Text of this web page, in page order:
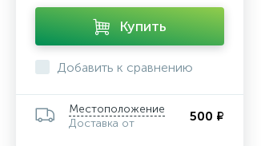
Купить
Добавить к сравнению
Местоположение
Доставка от
500 ₽